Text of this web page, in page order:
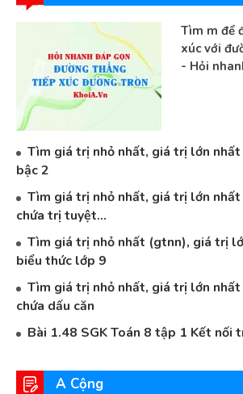
Tìm m để
xúc với
- Hỏi
Tìm giá trị nhỏ nhất, giá trị lớn
bậc 2
Tìm giá trị nhỏ nhất, giá trị lớn
chứa trị tuyệt...
Tìm giá trị nhỏ nhất (gtnn), giá trị
biểu thức lớp 9
Tìm giá trị nhỏ nhất, giá trị lớn
chứa dấu căn
Bài 1.48 SGK Toán 8 tập 1 Kết nối
A Cộng